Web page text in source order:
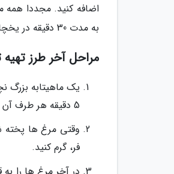
اضافه کنید. مجددا همه
به مدت 30 دقیقه در یخچال نگه دارید تا مرغتان طعمی شگفت انگیز به خود بگیرد.
مراحل آخر طرز تهیه
5 دقیقه هر طرف آن را بپزید تا کاملا پخته گردد. چاشنی ها را روی آن بریزید تا تفت داده شوند.
وقتی مرغ ها پخته
فر، گرم کنید.